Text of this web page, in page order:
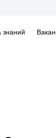
знаний